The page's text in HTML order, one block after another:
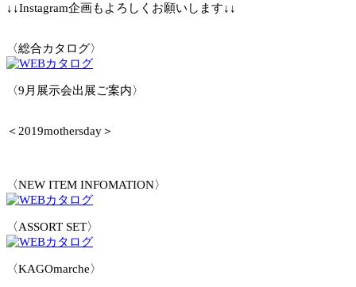
↓↓Instagram企画もよろしくお願いします↓↓
〈総合カタログ〉
〈9月展示会出展ご案内〉
＜2019mothersday＞
〈NEW ITEM INFOMATION〉
〈ASSORT SET〉
〈KAGOmarche〉